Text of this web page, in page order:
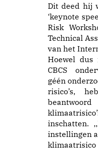
Dit deed hij
‘keynote
Risk
Technical
van het
Hoewel
CBCS
géén
risico’s,
inschatten.
instellingen